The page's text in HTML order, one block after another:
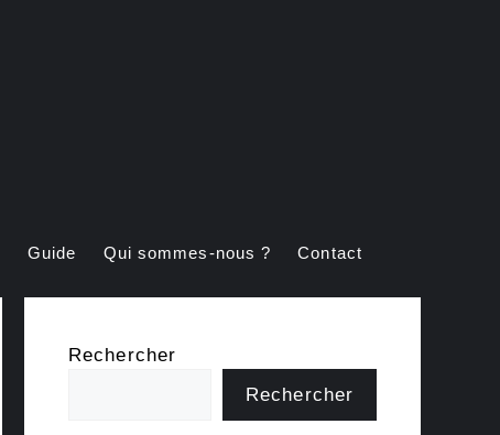
Guide Qui sommes-nous ? Contact
Rechercher
Rechercher